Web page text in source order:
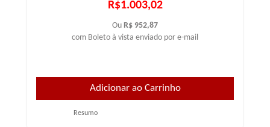
R$1.003,02
Ou R$ 952,87
com Boleto à vista enviado por e-mail
Resumo